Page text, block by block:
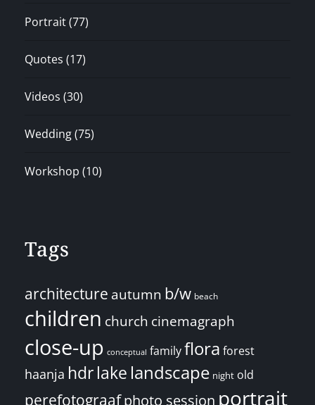
Portrait(77)
Quotes (17)
Videos (30)
Wedding(75)
Workshop (10)
Tags
architecture autumn b/w beach
children church cinemagraph
close-up conceptual familyflora forest
haanja hdrlake landscape night old
perefotograafphoto session portrait